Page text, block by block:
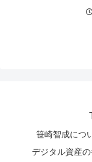
笹崎智成につ
デジタル資産の